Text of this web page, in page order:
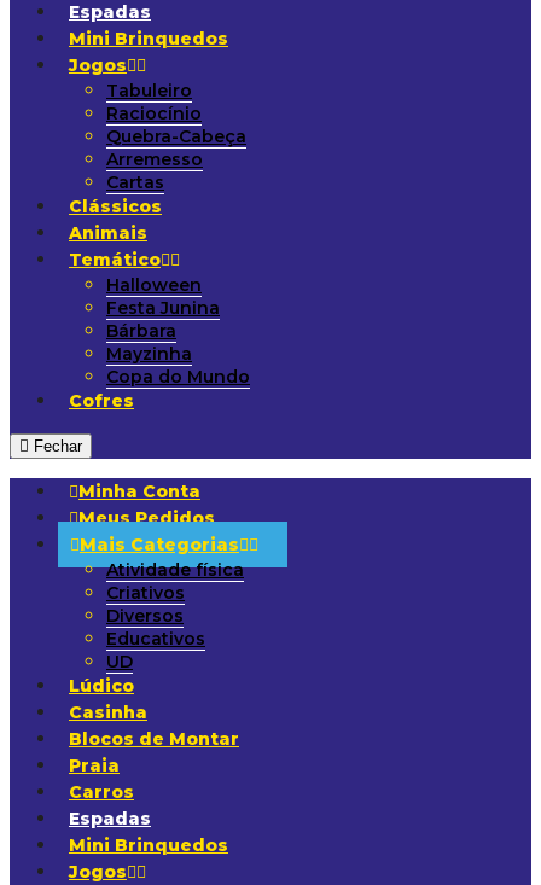
Espadas
Mini Brinquedos
Jogos
Tabuleiro
Raciocínio
Quebra-Cabeça
Arremesso
Cartas
Clássicos
Animais
Temático
Halloween
Festa Junina
Bárbara
Mayzinha
Copa do Mundo
Cofres
Fechar
Minha Conta
Meus Pedidos
Mais Categorias
Atividade física
Criativos
Diversos
Educativos
UD
Lúdico
Casinha
Blocos de Montar
Praia
Carros
Espadas
Mini Brinquedos
Jogos